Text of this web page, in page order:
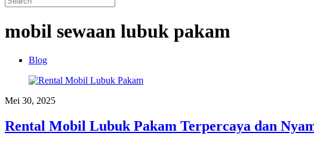
mobil sewaan lubuk pakam
Blog
Mei 30, 2025
Rental Mobil Lubuk Pakam Terpercaya dan